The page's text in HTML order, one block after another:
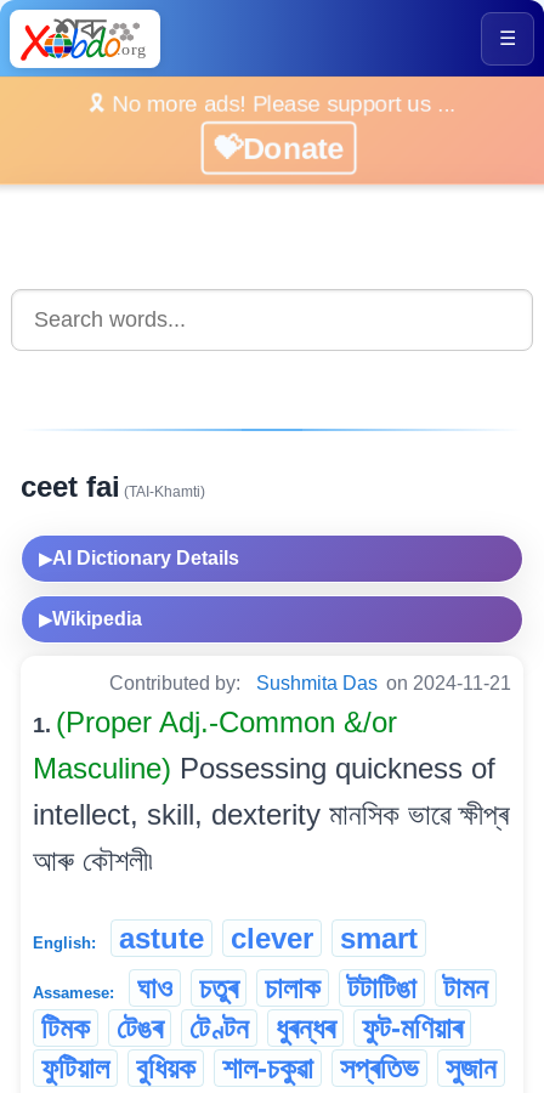
☰
🎗️ No more ads! Please support us ...
💝Donate
ceet fai (TAI-Khamti)
▶AI Dictionary Details
▶Wikipedia
Contributed by: Sushmita Das on 2024-11-21
1. (Proper Adj.-Common &/or
Masculine) Possessing quickness of
intellect, skill, dexterity মানসিক ভাৱে ক্ষীপ্ৰ
আৰু কৌশলী৷
English: astute clever smart
Assamese: ঘাও চতুৰ চালাক টটাটিঙা
টামন
টিমক
টেঙৰ টেণ্টন ধুৰন্ধৰ
ফুট-মণিয়াৰ
ফুটিয়াল
বুধিয়ক শাল-চকুৱা সপ্ৰতিভ সুজান